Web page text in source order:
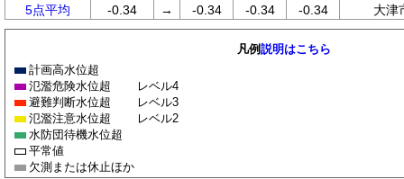
5点平均
-0.34 → -0.34 -0.34 -0.34 大津
凡例説明はこちら
計画高水位超
氾濫危険水位超
レベル4
避難判断水位超
レベル3
氾濫注意水位超
レベル2
水防団待機水位超
平常値
欠測または休止ほか